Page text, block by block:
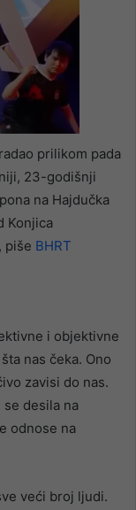
prilikom pada
23-godišnji
na Hajdučka
Konjica
piše BHRT
i objektivne
nas čeka. Ono
zavisi do nas.
desila na
odnose na
veći broj ljudi.